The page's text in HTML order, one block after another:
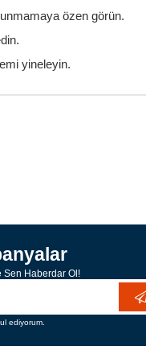
özen görün.
yineleyin.
Sen Haberdar Ol!
ediyorum.